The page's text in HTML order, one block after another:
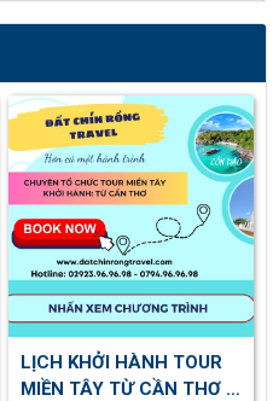
LỊCH KHỞI HÀNH TOUR
MIỀN TÂY TỪ CẦN THƠ &